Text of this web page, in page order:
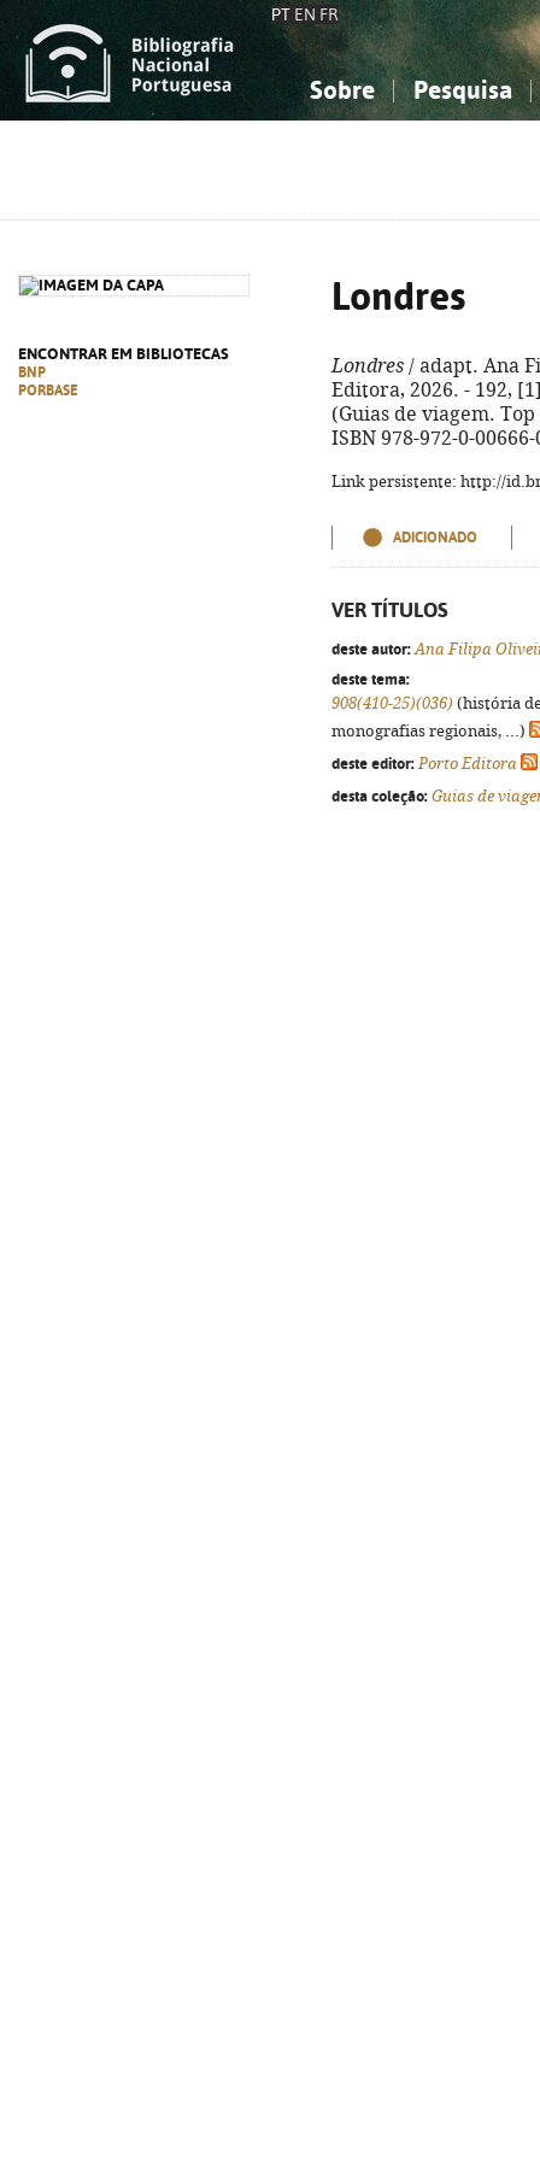
PT EN FR
Sobre Pesquisa
ENCONTRAR EM BIBLIOTECAS
BNP
PORBASE
Londres
Londres / adapt. Ana
Editora, 2026. - 192,
(Guias de viagem.
ISBN 978-972-0-00666-
Link persistente: http://
ADICIONADO
VER TÍTULOS
deste autor: Ana Filipa
deste tema:
908(410-25)(036) (história
monografias regionais, ...)
deste editor: Porto Editora
desta coleção: Guias de